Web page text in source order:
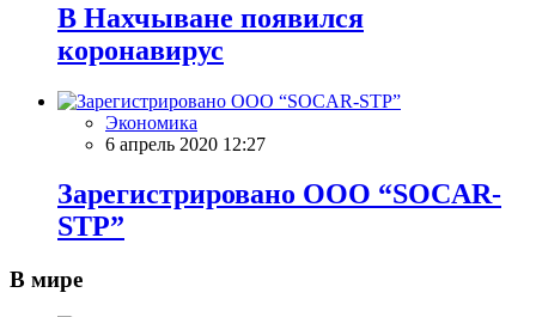
В Нахчыване появился
коронавирус
Экономика
6 апрель 2020 12:27
Зарегистрировано ООО “SOCAR-
STP”
В мире